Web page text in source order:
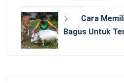
Cara
Bagus Untuk